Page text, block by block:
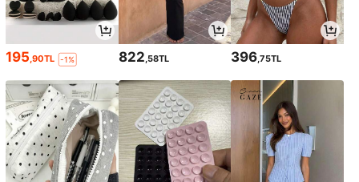
195,90TL -1% 822,58TL 396,75TL